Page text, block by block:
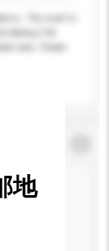
The scarf is
地